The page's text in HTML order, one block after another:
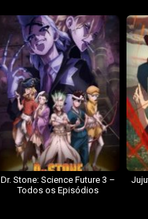
Dr. Stone: Science Future 3 –
Todos os Episódios